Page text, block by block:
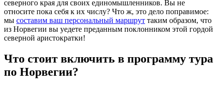
северного края для своих единомышленников. Вы не
относите пока себя к их числу? Что ж, это дело поправимое:
мы составим ваш персональный маршрут таким образом, что
из Норвегии вы уедете преданным поклонником этой гордой
северной аристократки!
Что стоит включить в программу тура
по Норвегии?